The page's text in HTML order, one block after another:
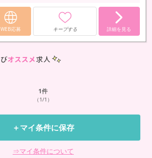
WEB応募 キープする 詳細を見る
1件
（1/1）
＋マイ条件に保存
⇒マイ条件について